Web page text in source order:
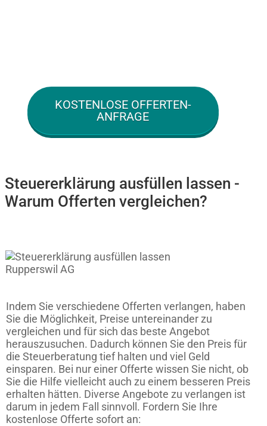
KOSTENLOSE OFFERTEN-
ANFRAGE
Steuererklärung ausfüllen lassen -
Warum Offerten vergleichen?
Indem Sie verschiedene Offerten verlangen, haben
Sie die Möglichkeit, Preise untereinander zu
vergleichen und für sich das beste Angebot
herauszusuchen. Dadurch können Sie den Preis für
die Steuerberatung tief halten und viel Geld
einsparen. Bei nur einer Offerte wissen Sie nicht, ob
Sie die Hilfe vielleicht auch zu einem besseren Preis
erhalten hätten. Diverse Angebote zu verlangen ist
darum in jedem Fall sinnvoll. Fordern Sie Ihre
kostenlose Offerte sofort an: